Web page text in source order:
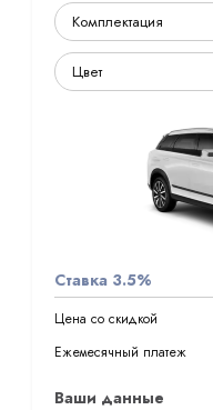
Ставка 3.5%
Цена со скидкой
Ежемесячный платеж
Ваши данные